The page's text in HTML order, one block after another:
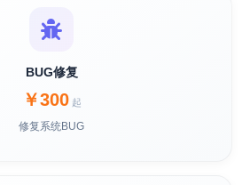
BUG修复
￥300 起
修复系统BUG